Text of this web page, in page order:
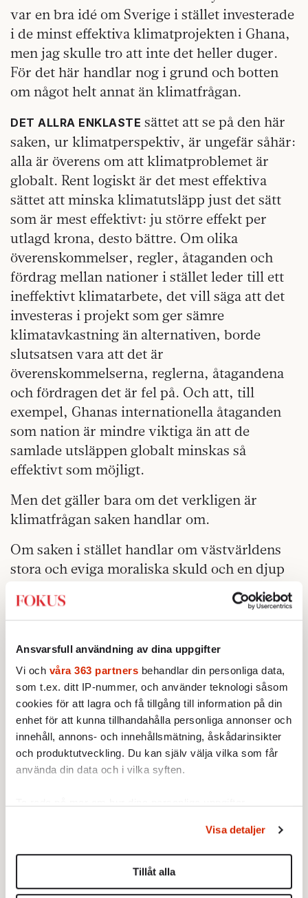
Ansvarsfull användning av dina uppgifter
Vi och våra 363 partners behandlar din personliga data,
som t.ex. ditt IP-nummer, och använder teknologi såsom
cookies för att lagra och få tillgång till information på din
enhet för att kunna tillhandahålla personliga annonser och
innehåll, annons- och innehållsmätning, åskådarinsikter
och produktutveckling. Du kan själv välja vilka som får
använda din data och i vilka syften.
Du kan ändra eller dra tillbaka ditt samtycke när som
helst från cookie-förklaringen.
Vi använder enhetsidentifierare för att anpassa innehållet
Visa detaljer
Tillåt alla
var en bra idé om Sverige i stället investerade
i de minst effektiva klimatprojekten i Ghana,
men jag skulle tro att inte det heller duger.
För det här handlar nog i grund och botten
om något helt annat än klimatfrågan.
DET ALLRA ENKLASTE sättet att se på den här
saken, ur klimatperspektiv, är ungefär såhär:
alla är överens om att klimatproblemet är
globalt. Rent logiskt är det mest effektiva
sättet att minska klimatutsläpp just det sätt
som är mest effektivt: ju större effekt per
utlagd krona, desto bättre. Om olika
överenskommelser, regler, åtaganden och
fördrag mellan nationer i stället leder till ett
ineffektivt klimatarbete, det vill säga att det
investeras i projekt som ger sämre
klimatavkastning än alternativen, borde
slutsatsen vara att det är
överenskommelserna, reglerna, åtagandena
och fördragen det är fel på. Och att, till
exempel, Ghanas internationella åtaganden
som nation är mindre viktiga än att de
samlade utsläppen globalt minskas så
effektivt som möjligt.
Men det gäller bara om det verkligen är
klimatfrågan saken handlar om.
Om saken i stället handlar om västvärldens
stora och eviga moraliska skuld och en djup
ideologisk övertygelse om att vi måste bryta
med de senaste trehundra åren av teknisk och
helt annat ljus.
Ser man saken på så sätt är varje åtgärd som
inte sätter press på västvärlden att byta
samhällssystem en undanflykt och skam. Ser
man saken på så sätt är pengaöverföringar till
fattigare länder en moralisk skyldighet, men
bara i form av ”skadestånd” och syndabot för
investeringar. Gör pengarna nytta för hela
världen är de, paradoxalt nog, med det här
sättet att se, mindre värda. För om en bötfälld
har nytta av böterna han betalar, förlorar de i
moralisk kraft.